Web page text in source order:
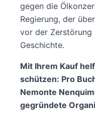
gegen die
Regierung, der
vor der Zerstörung
Geschichte.
Mit Ihrem Kauf
schützen: Pro
Nemonte
gegründete